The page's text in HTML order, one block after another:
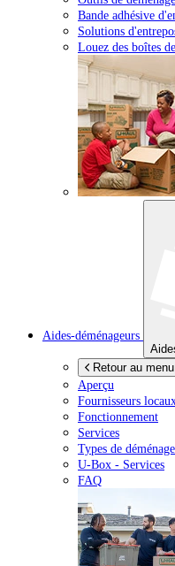
Bande adhésive
Solutions
Louez des boîtes
Aides-déménageurs
Retour au
Aperçu
Fournisseurs
Fonctionnement
Services
Types de
U-Box - Services
FAQ